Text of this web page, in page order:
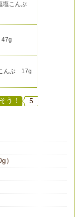
塩こんぶ
んぶ 17g
う！ 5
）